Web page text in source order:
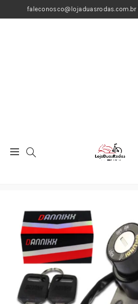
faleconosco@lojaduasrodas.com.br|